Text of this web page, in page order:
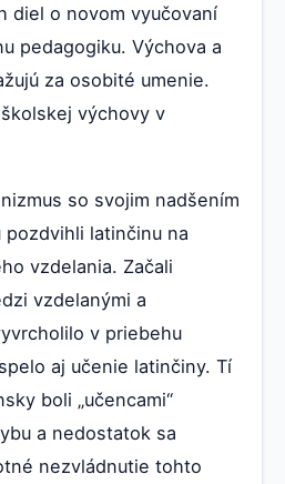
diel o novom vyučovaní
pedagogiku. Výchova a
za osobité umenie.
výchovy v
so svojim nadšením
pozdvihli latinčinu na
vzdelania. Začali
vzdelanými a
v priebehu
aj učenie latinčiny. Tí
boli „učencami“
a nedostatok sa
nezvládnutie tohto